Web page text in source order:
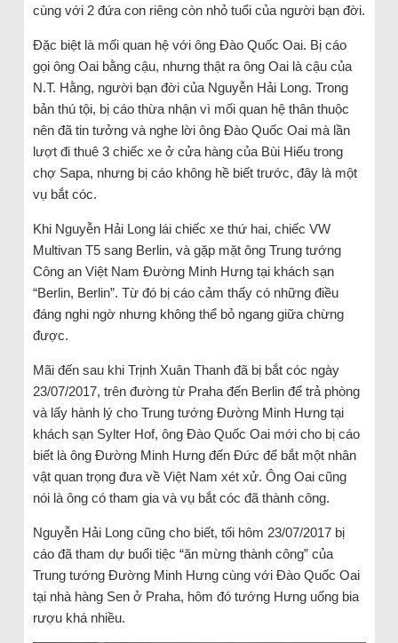
cùng với 2 đứa con riêng còn nhỏ tuổi của người bạn đời.
Đặc biệt là mối quan hệ với ông Đào Quốc Oai. Bị cáo
gọi ông Oai bằng cậu, nhưng thật ra ông Oai là cậu của
N.T. Hằng, người bạn đời của Nguyễn Hải Long. Trong
bản thú tội, bị cáo thừa nhận vì mối quan hệ thân thuộc
nên đã tin tưởng và nghe lời ông Đào Quốc Oai mà lần
lượt đi thuê 3 chiếc xe ở cửa hàng của Bùi Hiếu trong
chợ Sapa, nhưng bị cáo không hề biết trước, đây là một
vụ bắt cóc.
Khi Nguyễn Hải Long lái chiếc xe thứ hai, chiếc VW
Multivan T5 sang Berlin, và gặp mặt ông Trung tướng
Công an Việt Nam Đường Minh Hưng tại khách sạn
“Berlin, Berlin”. Từ đó bị cáo cảm thấy có những điều
đáng nghi ngờ nhưng không thể bỏ ngang giữa chừng
được.
Mãi đến sau khi Trịnh Xuân Thanh đã bị bắt cóc ngày
23/07/2017, trên đường từ Praha đến Berlin để trả phòng
và lấy hành lý cho Trung tướng Đường Minh Hưng tại
khách sạn Sylter Hof, ông Đào Quốc Oai mới cho bị cáo
biết là ông Đường Minh Hưng đến Đức để bắt một nhân
vật quan trọng đưa về Việt Nam xét xử. Ông Oai cũng
nói là ông có tham gia và vụ bắt cóc đã thành công.
Nguyễn Hải Long cũng cho biết, tối hôm 23/07/2017 bị
cáo đã tham dự buổi tiệc “ăn mừng thành công” của
Trung tướng Đường Minh Hưng cùng với Đào Quốc Oai
tại nhà hàng Sen ở Praha, hôm đó tướng Hưng uống bia
rượu khá nhiều.